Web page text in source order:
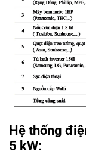
Hệ thống
5 kW: